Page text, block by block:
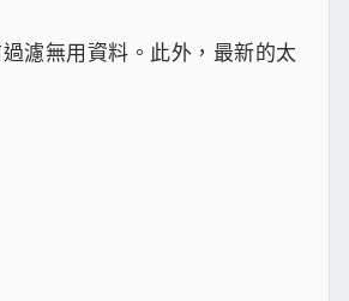
濾無用資料。此外，最新的太